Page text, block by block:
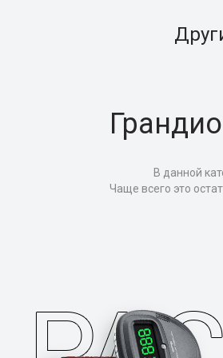
В данной
Чаще всего это